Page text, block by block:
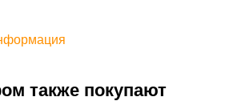
также покупают